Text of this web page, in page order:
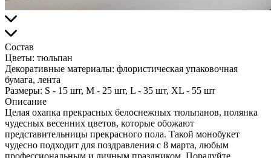
Состав
Цветы: тюльпан
Декоративные материалы: флористическая упаковочная
бумага, лента
Размеры: S - 15 шт, M - 25 шт, L - 35 шт, XL - 55 шт
Описание
Целая охапка прекрасных белоснежных тюльпанов, полянка
чудесных весенних цветов, которые обожают
представительницы прекрасного пола. Такой монобукет
чудесно подходит для поздравления с 8 марта, любым
профессиональным и личным праздником. Порадуйте